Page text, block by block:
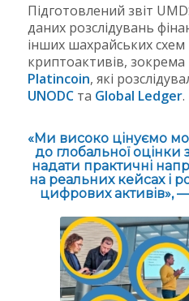
Підготовлений звіт
даних розслідувань
інших шахрайських схем
криптоактивів, зокрема
Platincoin, які
UNODCта Global Ledger.
«Ми високо цінуємо
до глобальної оцінки
надати практичні
на реальних кейсах і
цифрових активів»,